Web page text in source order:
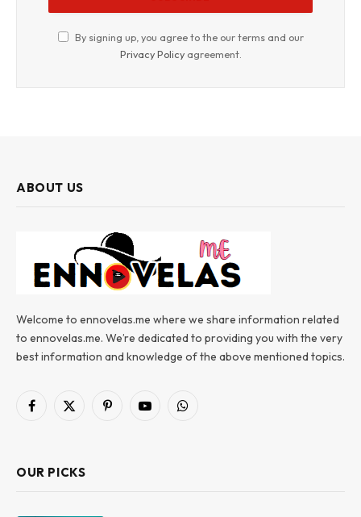
By signing up, you agree to the our terms and our
Privacy Policyagreement.
ABOUT US
Welcome to ennovelas.me where we share information related
to ennovelas.me. We’re dedicated to providing you with the very
best information and knowledge of the above mentioned topics.
Facebook
X
PinterestYouTubeWhatsApp
OUR PICKS